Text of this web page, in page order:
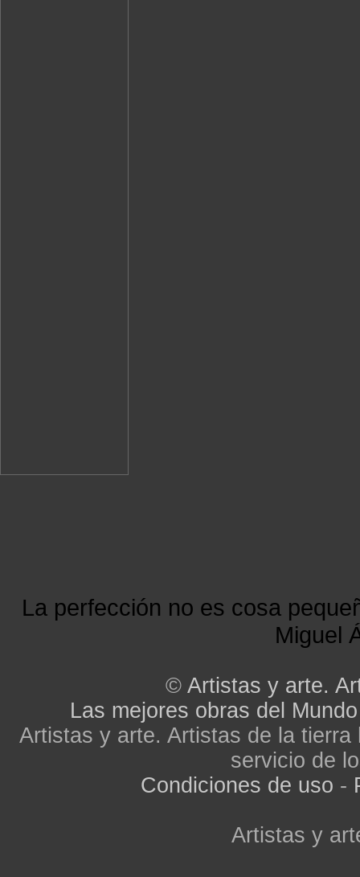
La perfección no es cosa
Miguel
© Artistas y arte.
Las mejores obras del Mundo
Artistas y arte. Artistas de la
servicio de
Condiciones de uso -
Artistas y